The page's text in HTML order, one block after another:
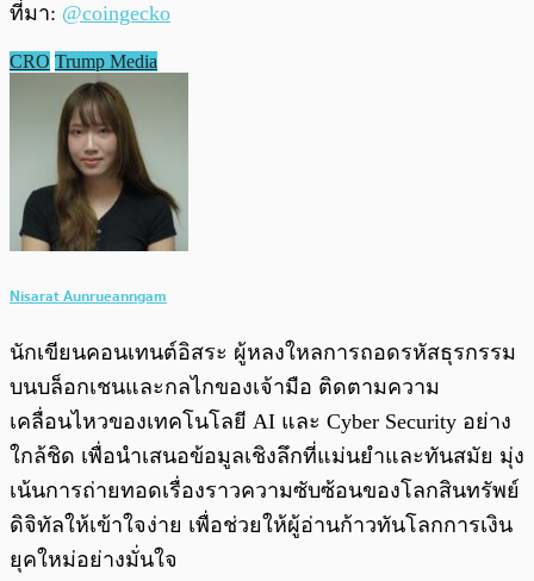
ที่มา: @coingecko
CRO Trump Media
Nisarat Aunrueanngam
นักเขียนคอนเทนต์อิสระ ผู้หลงใหลการถอดรหัสธุรกรรม
บนบล็อกเชนและกลไกของเจ้ามือ ติดตามความ
เคลื่อนไหวของเทคโนโลยี AI และ Cyber Security อย่าง
ใกล้ชิด เพื่อนำเสนอข้อมูลเชิงลึกที่แม่นยำและทันสมัย มุ่ง
เน้นการถ่ายทอดเรื่องราวความซับซ้อนของโลกสินทรัพย์
ดิจิทัลให้เข้าใจง่าย เพื่อช่วยให้ผู้อ่านก้าวทันโลกการเงิน
ยุคใหม่อย่างมั่นใจ